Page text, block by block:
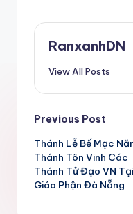
RanxanhDN
View All Posts
Post
Previous Post
Thánh Lễ Bế Mạc
Thánh Tôn Vinh Các
Thánh Tử Đạo VN Tại
Giáo Phận Đà Nẵng